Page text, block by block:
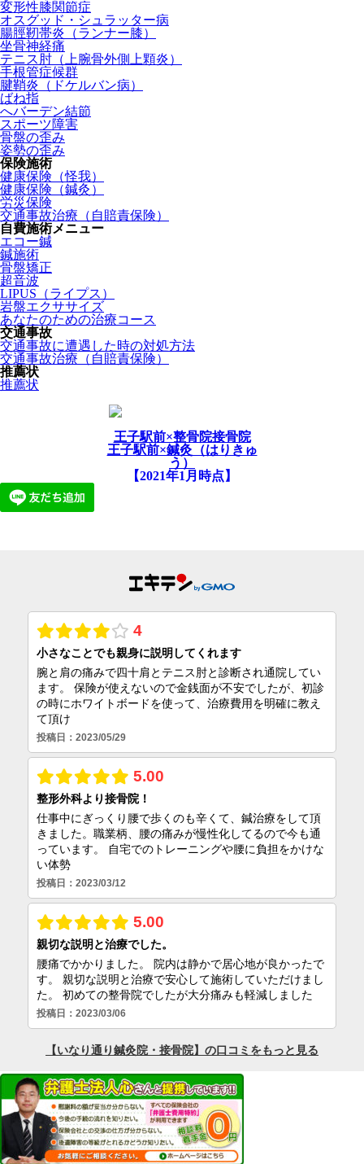
変形性膝関節症
オスグッド・シュラッター病
腸脛靭帯炎（ランナー膝）
坐骨神経痛
テニス肘（上腕骨外側上顆炎）
手根管症候群
腱鞘炎（ドケルバン病）
ばね指
へバーデン結節
スポーツ障害
骨盤の歪み
姿勢の歪み
保険施術
健康保険（怪我）
健康保険（鍼灸）
労災保険
交通事故治療（自賠責保険）
自費施術メニュー
エコー鍼
鍼施術
骨盤矯正
超音波
LIPUS（ライプス）
岩盤エクササイズ
あなたのための治療コース
交通事故
交通事故に遭遇した時の対処方法
交通事故治療（自賠責保険）
推薦状
推薦状
王子駅前×整骨院接骨院
王子駅前×鍼灸（はりきゅ
う）
【2021年1月時点】